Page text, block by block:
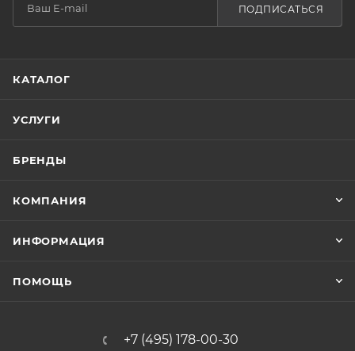
ПОДПИСАТЬСЯ
КАТАЛОГ
УСЛУГИ
БРЕНДЫ
КОМПАНИЯ
ИНФОРМАЦИЯ
ПОМОЩЬ
+7 (495) 178-00-30